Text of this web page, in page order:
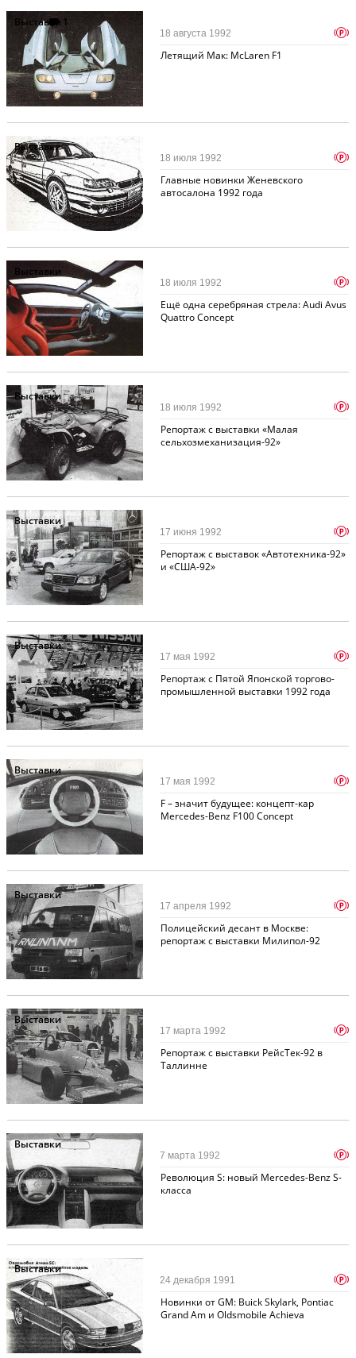
Выставки 1
Летящий Мак: McLaren F1
18 августа 1992 p
Выставки
Главные новинки Женевского
автосалона 1992 года
18 июля 1992 p
Выставки
Ещё одна серебряная стрела: Audi Avus
Quattro Concept
18 июля 1992 p
Выставки
Репортаж с выставки «Малая
сельхозмеханизация-92»
18 июля 1992 p
Выставки
Репортаж с выставок «Автотехника-92»
и «США-92»
17 июня 1992 p
Выставки
Репортаж с Пятой Японской торгово-
промышленной выставки 1992 года
17 мая 1992 p
Выставки
F – значит будущее: концепт-кар
Mercedes-Benz F100 Concept
17 мая 1992 p
Выставки
Полицейский десант в Москве:
репортаж с выставки Милипол-92
17 апреля 1992 p
Выставки
Репортаж с выставки РейсТек-92 в
Таллинне
17 марта 1992 p
Выставки
Революция S: новый Mercedes-Benz S-
класса
7 марта 1992 p
Выставки
Новинки от GM: Buick Skylark, Pontiac
Grand Am и Oldsmobile Achieva
24 декабря 1991 p